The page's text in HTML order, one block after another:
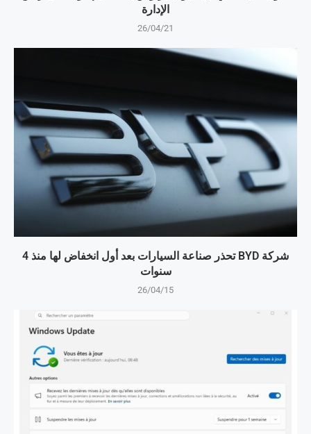
الإدارة
26/04/21
شركة BYD تحذر صناعة السيارات بعد أول انخفاض لها منذ 4
سنوات
26/04/15